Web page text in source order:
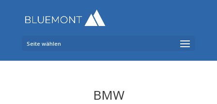
Seite wählen
BMW